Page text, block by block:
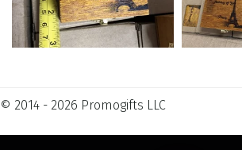
© 2014 - 2026 Promogifts LLC